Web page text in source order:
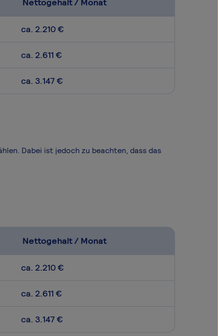
ca. 2.210 €
ca. 2.611 €
ca. 3.147 €
Dabei ist jedoch zu beachten, dass das
Nettogehalt / Monat
ca. 2.210 €
ca. 2.611 €
ca. 3.147 €